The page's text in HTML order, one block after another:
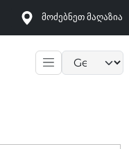
მოძებნეთ მაღაზია